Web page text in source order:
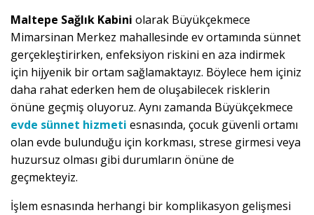
Maltepe Sağlık Kabini olarak Büyükçekmece
Mimarsinan Merkez mahallesinde ev ortamında sünnet
gerçekleştirirken, enfeksiyon riskini en aza indirmek
için hijyenik bir ortam sağlamaktayız. Böylece hem içiniz
daha rahat ederken hem de oluşabilecek risklerin
önüne geçmiş oluyoruz. Aynı zamanda Büyükçekmece
evde sünnet hizmeti esnasında, çocuk güvenli ortamı
olan evde bulunduğu için korkması, strese girmesi veya
huzursuz olması gibi durumların önüne de
geçmekteyiz.
İşlem esnasında herhangi bir komplikasyon gelişmesi